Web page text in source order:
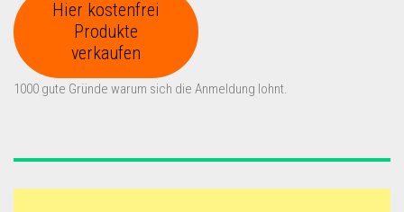
Hier kostenfrei
Produkte
verkaufen
1000 gute Gründe warum sich die Anmeldung lohnt.